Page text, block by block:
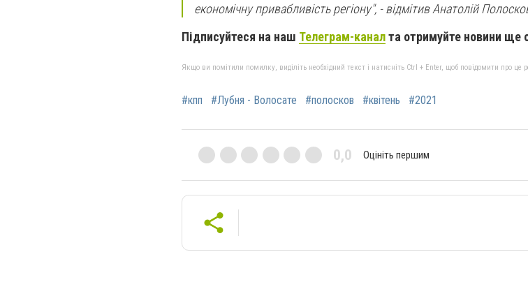
економічну привабливість регіону", - відмітив Анатолій
Підписуйтеся на наш Телеграм-каналта отримуйте новини ще
Якщо ви помітили помилку, виділіть необхідний текст і натисніть Ctrl + Enter, щоб повідомити про це
#кпп #Лубня - Волосате #полосков #квітень #2021
0,0 Оцініть першим